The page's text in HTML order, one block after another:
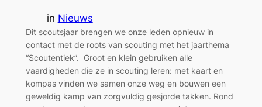
in Nieuws
Dit scoutsjaar brengen we onze leden opnieuw in
contact met de roots van scouting met het jaarthema
“Scoutentiek”. Groot en klein gebruiken alle
vaardigheden die ze in scouting leren: met kaart en
kompas vinden we samen onze weg en bouwen een
geweldig kamp van zorgvuldig gesjorde takken. Rond